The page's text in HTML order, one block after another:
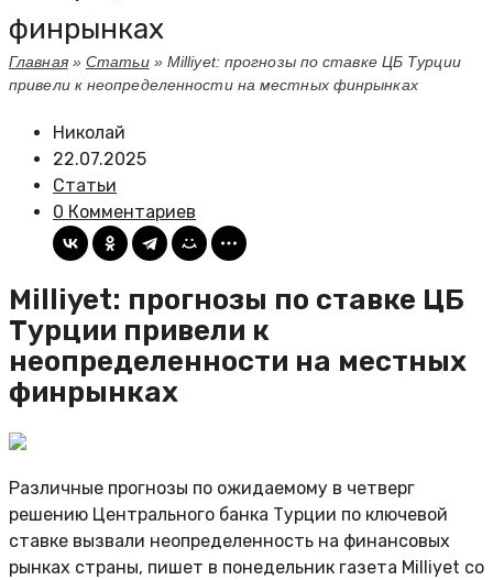
финрынках
Главная»Статьи» Milliyet: прогнозы по ставке ЦБ Турции
привели к неопределенности на местных финрынках
Николай
22.07.2025
Статьи
0 Комментариев
Milliyet: прогнозы по ставке ЦБ
Турции привели к
неопределенности на местных
финрынках
Различные прогнозы по ожидаемому в четверг
решению Центрального банка Турции по ключевой
ставке вызвали неопределенность на финансовых
рынках страны, пишет в понедельник газета Milliyet со